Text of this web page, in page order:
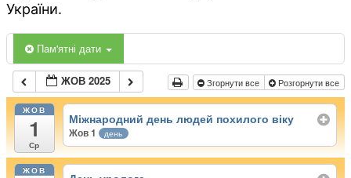
України.
Пам'ятні дати
ЖОВ 2025 Згорнути все Розгорнути все
ЖОВ
1
Ср
Міжнародний день людей похилого віку
Жов 1 день
ЖОВ